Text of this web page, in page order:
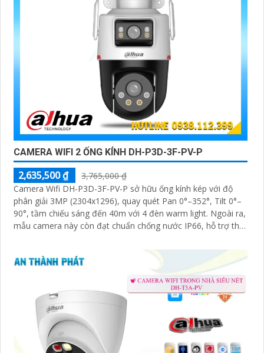
CAMERA WIFI 2 ỐNG KÍNH DH-P3D-3F-PV-P
2,635,500 ₫
3,765,000 ₫
Camera Wifi DH-P3D-3F-PV-P sở hữu ống kính kép với độ
phân giải 3MP (2304x1296), quay quét Pan 0°–352°, Tilt 0°–
90°, tầm chiếu sáng đến 40m với 4 đèn warm light. Ngoài ra,
mẫu camera này còn đạt chuẩn chống nước IP66, hỗ trợ thẻ